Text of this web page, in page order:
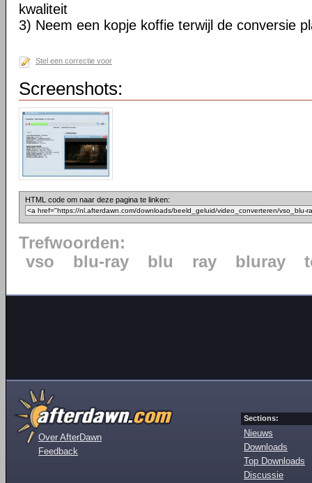
kwaliteit
3) Neem een kopje koffie terwijl de conversie
Stel een correctie voor
Screenshots:
HTML code om naar deze pagina te linken:
Trefwoorden:
vso
blu-ray blu ray bluray
Over AfterDawn
Feedback
Sections:
Nieuws
Downloads
Top Downloads
Discussie